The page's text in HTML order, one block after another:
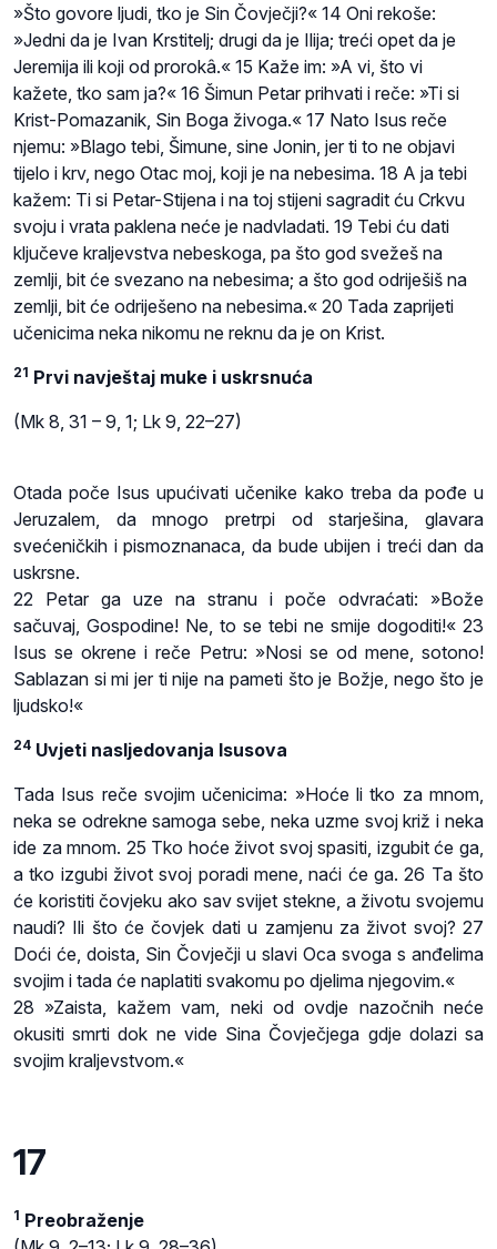
»Što govore ljudi, tko je Sin Čovječji?« 14 Oni rekoše:
»Jedni da je Ivan Krstitelj; drugi da je Ilija; treći opet da je
Jeremija ili koji od prorokâ.« 15 Kaže im: »A vi, što vi
kažete, tko sam ja?« 16 Šimun Petar prihvati i reče: »Ti si
Krist-Pomazanik, Sin Boga živoga.« 17 Nato Isus reče
njemu: »Blago tebi, Šimune, sine Jonin, jer ti to ne objavi
tijelo i krv, nego Otac moj, koji je na nebesima. 18 A ja tebi
kažem: Ti si Petar-Stijena i na toj stijeni sagradit ću Crkvu
svoju i vrata paklena neće je nadvladati. 19 Tebi ću dati
ključeve kraljevstva nebeskoga, pa što god svežeš na
zemlji, bit će svezano na nebesima; a što god odriješiš na
zemlji, bit će odriješeno na nebesima.« 20 Tada zaprijeti
učenicima neka nikomu ne reknu da je on Krist.
21 Prvi navještaj muke i uskrsnuća
(Mk 8, 31 – 9, 1; Lk 9, 22–27)
Otada poče Isus upućivati učenike kako treba da pođe u
Jeruzalem, da mnogo pretrpi od starješina, glavara
svećeničkih i pismoznanaca, da bude ubijen i treći dan da
uskrsne.
22 Petar ga uze na stranu i poče odvraćati: »Bože
sačuvaj, Gospodine! Ne, to se tebi ne smije dogoditi!« 23
Isus se okrene i reče Petru: »Nosi se od mene, sotono!
Sablazan si mi jer ti nije na pameti što je Božje, nego što je
ljudsko!«
24 Uvjeti nasljedovanja Isusova
Tada Isus reče svojim učenicima: »Hoće li tko za mnom,
neka se odrekne samoga sebe, neka uzme svoj križ i neka
ide za mnom. 25 Tko hoće život svoj spasiti, izgubit će ga,
a tko izgubi život svoj poradi mene, naći će ga. 26 Ta što
će koristiti čovjeku ako sav svijet stekne, a životu svojemu
naudi? Ili što će čovjek dati u zamjenu za život svoj? 27
Doći će, doista, Sin Čovječji u slavi Oca svoga s anđelima
svojim i tada će naplatiti svakomu po djelima njegovim.«
28 »Zaista, kažem vam, neki od ovdje nazočnih neće
okusiti smrti dok ne vide Sina Čovječjega gdje dolazi sa
svojim kraljevstvom.«
17
1 Preobraženje